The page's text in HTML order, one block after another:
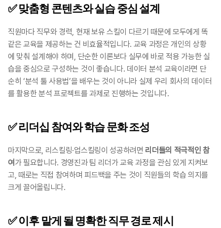
✅ 맞춤형 콘텐츠와 실습 중심 설계
직원마다 직무와 경력, 현재 보유 스킬이 다르기 때문에 모두에게 똑
같은 교육을 제공하는 건 비효율적입니다. 교육 과정은 개인의 상황
에 맞춰 설계해야 하며, 단순한 이론보다 실무에 바로 적용 가능한 실
습을 중심으로 구성하는 것이 좋습니다. 데이터 분석 교육이라면 단
순히 ‘분석 툴 사용법’을 배우는 것이 아니라 실제 우리 회사의 데이터
를 활용한 분석 프로젝트를 과제로 진행하는 것입니다.​​
✅ 리더십 참여와 학습 문화 조성
마지막으로, 리스킬링·업스킬링이 성공하려면 리더들의 적극적인 참
여 가 필요합니다. 경영진과 팀 리더가 교육 과정을 관심 있게 지켜보
고, 때로는 직접 참여하며 피드백을 주는 것이 직원들의 학습 의지를
크게 끌어올립니다. ​​
✅ 이후 맡게 될 명확한 직무 경로 제시